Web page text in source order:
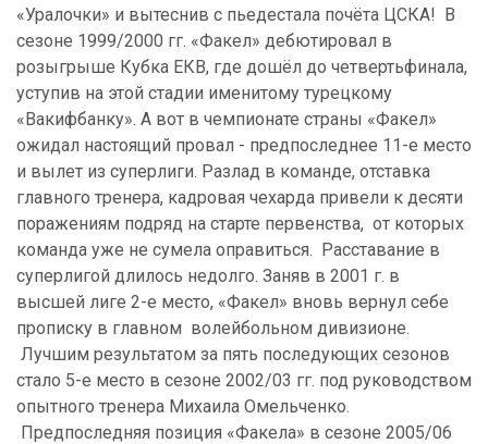
«Уралочки» и вытеснив с пьедестала почёта ЦСКА! В
сезоне 1999/2000 гг. «Факел» дебютировал в
розыгрыше Кубка ЕКВ, где дошёл до четвертьфинала,
уступив на этой стадии именитому турецкому
«Вакифбанку». А вот в чемпионате страны «Факел»
ожидал настоящий провал - предпоследнее 11-е место
и вылет из суперлиги. Разлад в команде, отставка
главного тренера, кадровая чехарда привели к десяти
поражениям подряд на старте первенства, от которых
команда уже не сумела оправиться. Расставание в
суперлигой длилось недолго. Заняв в 2001 г. в
высшей лиге 2-е место, «Факел» вновь вернул себе
прописку в главном волейбольном дивизионе.
Лучшим результатом за пять последующих сезонов
стало 5-е место в сезоне 2002/03 гг. под руководством
опытного тренера Михаила Омельченко.
Предпоследняя позиция «Факела» в сезоне 2005/06